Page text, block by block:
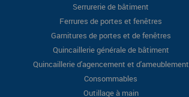
Serrurerie de bâtiment
Ferrures de portes et fenêtres
Garnitures de portes et de fenêtres
Quincaillerie générale de bâtiment
Quincaillerie d'agencement et d'ameublement
Consommables
Outillage à main